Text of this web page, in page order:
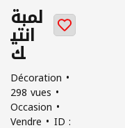
لمبة
انتي
ك
Décoration
298 vues
Occasion
Vendre ID :